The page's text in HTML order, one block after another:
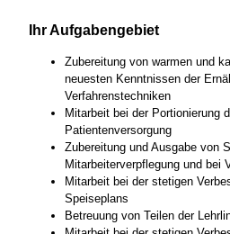
Ihr Aufgabengebiet
Zubereitung von warmen und
neuesten Kenntnissen der
Verfahrenstechniken
Mitarbeit bei der Portionierung
Patientenversorgung
Zubereitung und Ausgabe von
Mitarbeiterverpflegung und bei
Mitarbeit bei der stetigen
Speiseplans
Betreuung von Teilen der